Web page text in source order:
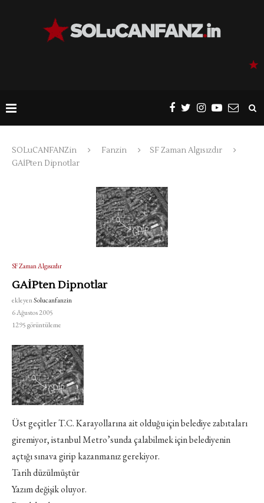
SOLuCANFANZin Fanzin
SF Zaman Algısızdır
GAİPten Dipnotlar
SF Zaman Algısızdır
GAİPten Dipnotlar
ekleyenSolucanfanzin
6 Ağustos 2005
1295görüntüleme
Üst geçitler T.C. Karayollarına ait olduğu için belediye zabıtaları
giremiyor, istanbul Metro’sunda çalabilmek için belediyenin
açtığı sınava girip kazanmanız gerekiyor.
Tarih düzülmüştür
Yazım değişik oluyor.